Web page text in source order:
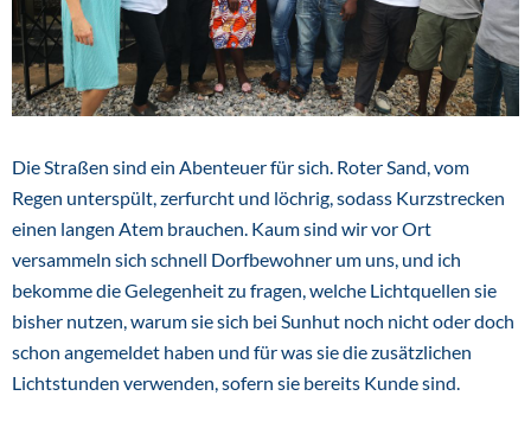
Die Straßen sind ein Abenteuer für sich. Roter Sand, vom
Regen unterspült, zerfurcht und löchrig, sodass Kurzstrecken
einen langen Atem brauchen. Kaum sind wir vor Ort
versammeln sich schnell Dorfbewohner um uns, und ich
bekomme die Gelegenheit zu fragen, welche Lichtquellen sie
bisher nutzen, warum sie sich bei Sunhut noch nicht oder doch
schon angemeldet haben und für was sie die zusätzlichen
Lichtstunden verwenden, sofern sie bereits Kunde sind.